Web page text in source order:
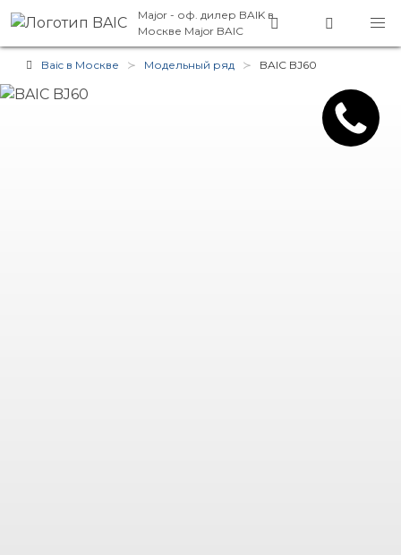
Major - оф. дилер BAIK в
Москве Major BAIC
Baic в Москве Модельный ряд BAIC BJ60